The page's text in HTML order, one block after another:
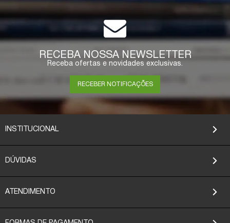
RECEBA NOSSA NEWSLETTER
Receba ofertas e novidades exclusivas.
RECEBER NOTIFICAÇÕES
INSTITUCIONAL
DÚVIDAS
ATENDIMENTO